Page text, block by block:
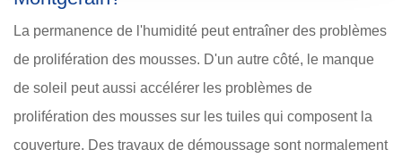
La permanence de l'humidité peut entraîner des problèmes
de prolifération des mousses. D'un autre côté, le manque
de soleil peut aussi accélérer les problèmes de
prolifération des mousses sur les tuiles qui composent la
couverture. Des travaux de démoussage sont normalement